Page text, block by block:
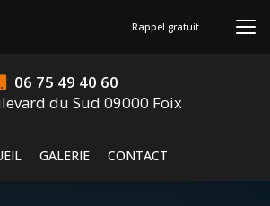
06 75 49 40 60
du Sud 09000 Foix
GALERIE CONTACT
Rappel gratuit